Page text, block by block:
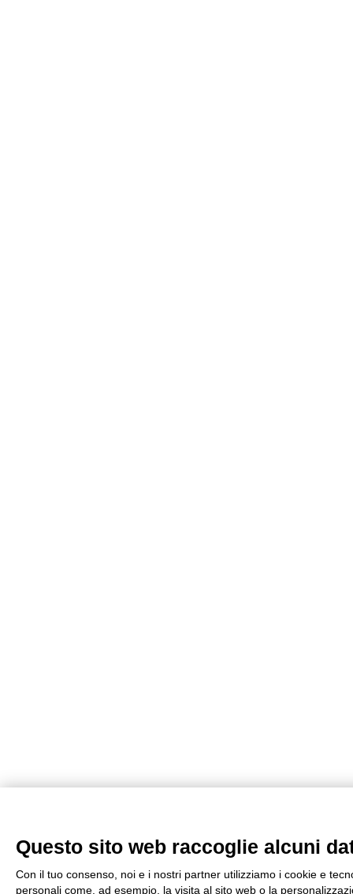
Questo sito web raccoglie alcuni
Con il tuo consenso, noi e i nostri partner utilizziamo i cookie e
personali come, ad esempio, la visita al sito web o la